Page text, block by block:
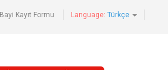
Bayi Kayıt Formu Language: Türkçe